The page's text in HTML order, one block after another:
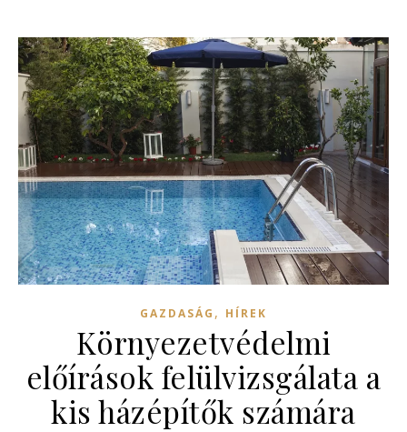
GAZDASÁG , HÍREK
Környezetvédelmi
előírások felülvizsgálata a
kis házépítők számára